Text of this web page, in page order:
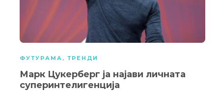
ФУТУРАМА , ТРЕНДИ
Марк Цукерберг ја најави личната
суперинтелигенција